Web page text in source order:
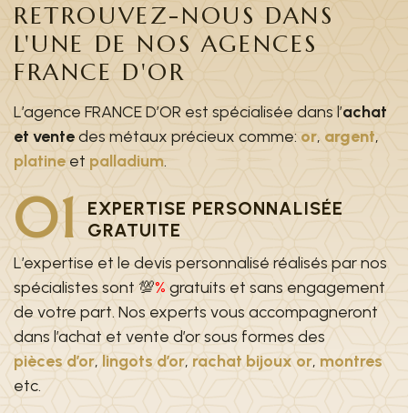
RETROUVEZ-NOUS DANS
L'UNE DE NOS AGENCES
FRANCE D'OR
L’agence FRANCE D’OR est spécialisée dans l’achat
et ventedes métaux précieux comme: or, argent,
platine et palladium.
01
EXPERTISE PERSONNALISÉE
GRATUITE
L’expertise et le devis personnalisé réalisés par nos
spécialistes sont 💯% gratuits et sans engagement
de votre part. Nos experts vous accompagneront
dans l’achat et vente d’or sous formes des
pièces d’or, lingots d’or, rachat bijoux or, montres
etc.